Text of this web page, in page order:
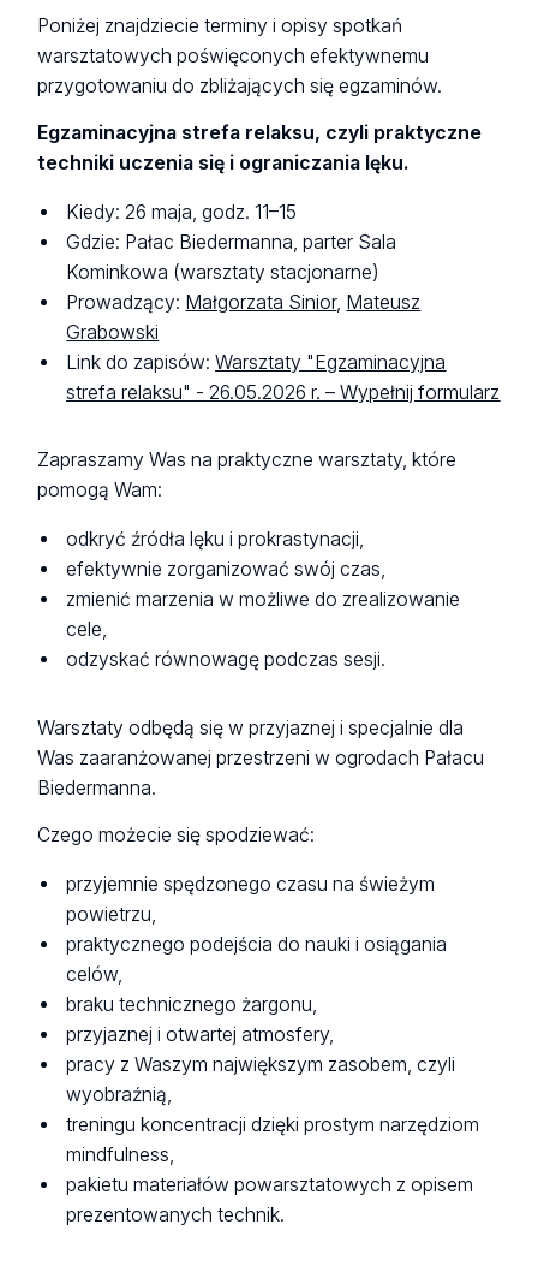
Poniżej znajdziecie terminy i opisy spotkań
warsztatowych poświęconych efektywnemu
przygotowaniu do zbliżających się egzaminów.
Egzaminacyjna strefa relaksu, czyli praktyczne
techniki uczenia się i ograniczania lęku.
Kiedy: 26 maja, godz. 11–15
Gdzie: Pałac Biedermanna, parter Sala
Kominkowa (warsztaty stacjonarne)
Prowadzący: Małgorzata Sinior, Mateusz
Grabowski
Link do zapisów:Warsztaty "Egzaminacyjna
strefa relaksu" - 26.05.2026 r. – Wypełnij formularz
Zapraszamy Was na praktyczne warsztaty, które
pomogą Wam:
odkryć źródła lęku i prokrastynacji,
efektywnie zorganizować swój czas,
zmienić marzenia w możliwe do zrealizowanie
cele,
odzyskać równowagę podczas sesji.
Warsztaty odbędą się w przyjaznej i specjalnie dla
Was zaaranżowanej przestrzeni w ogrodach Pałacu
Biedermanna.
Czego możecie się spodziewać:
przyjemnie spędzonego czasu na świeżym
powietrzu,
praktycznego podejścia do nauki i osiągania
celów,
braku technicznego żargonu,
przyjaznej i otwartej atmosfery,
pracy z Waszym największym zasobem, czyli
wyobraźnią,
treningu koncentracji dzięki prostym narzędziom
mindfulness,
pakietu materiałów powarsztatowych z opisem
prezentowanych technik.